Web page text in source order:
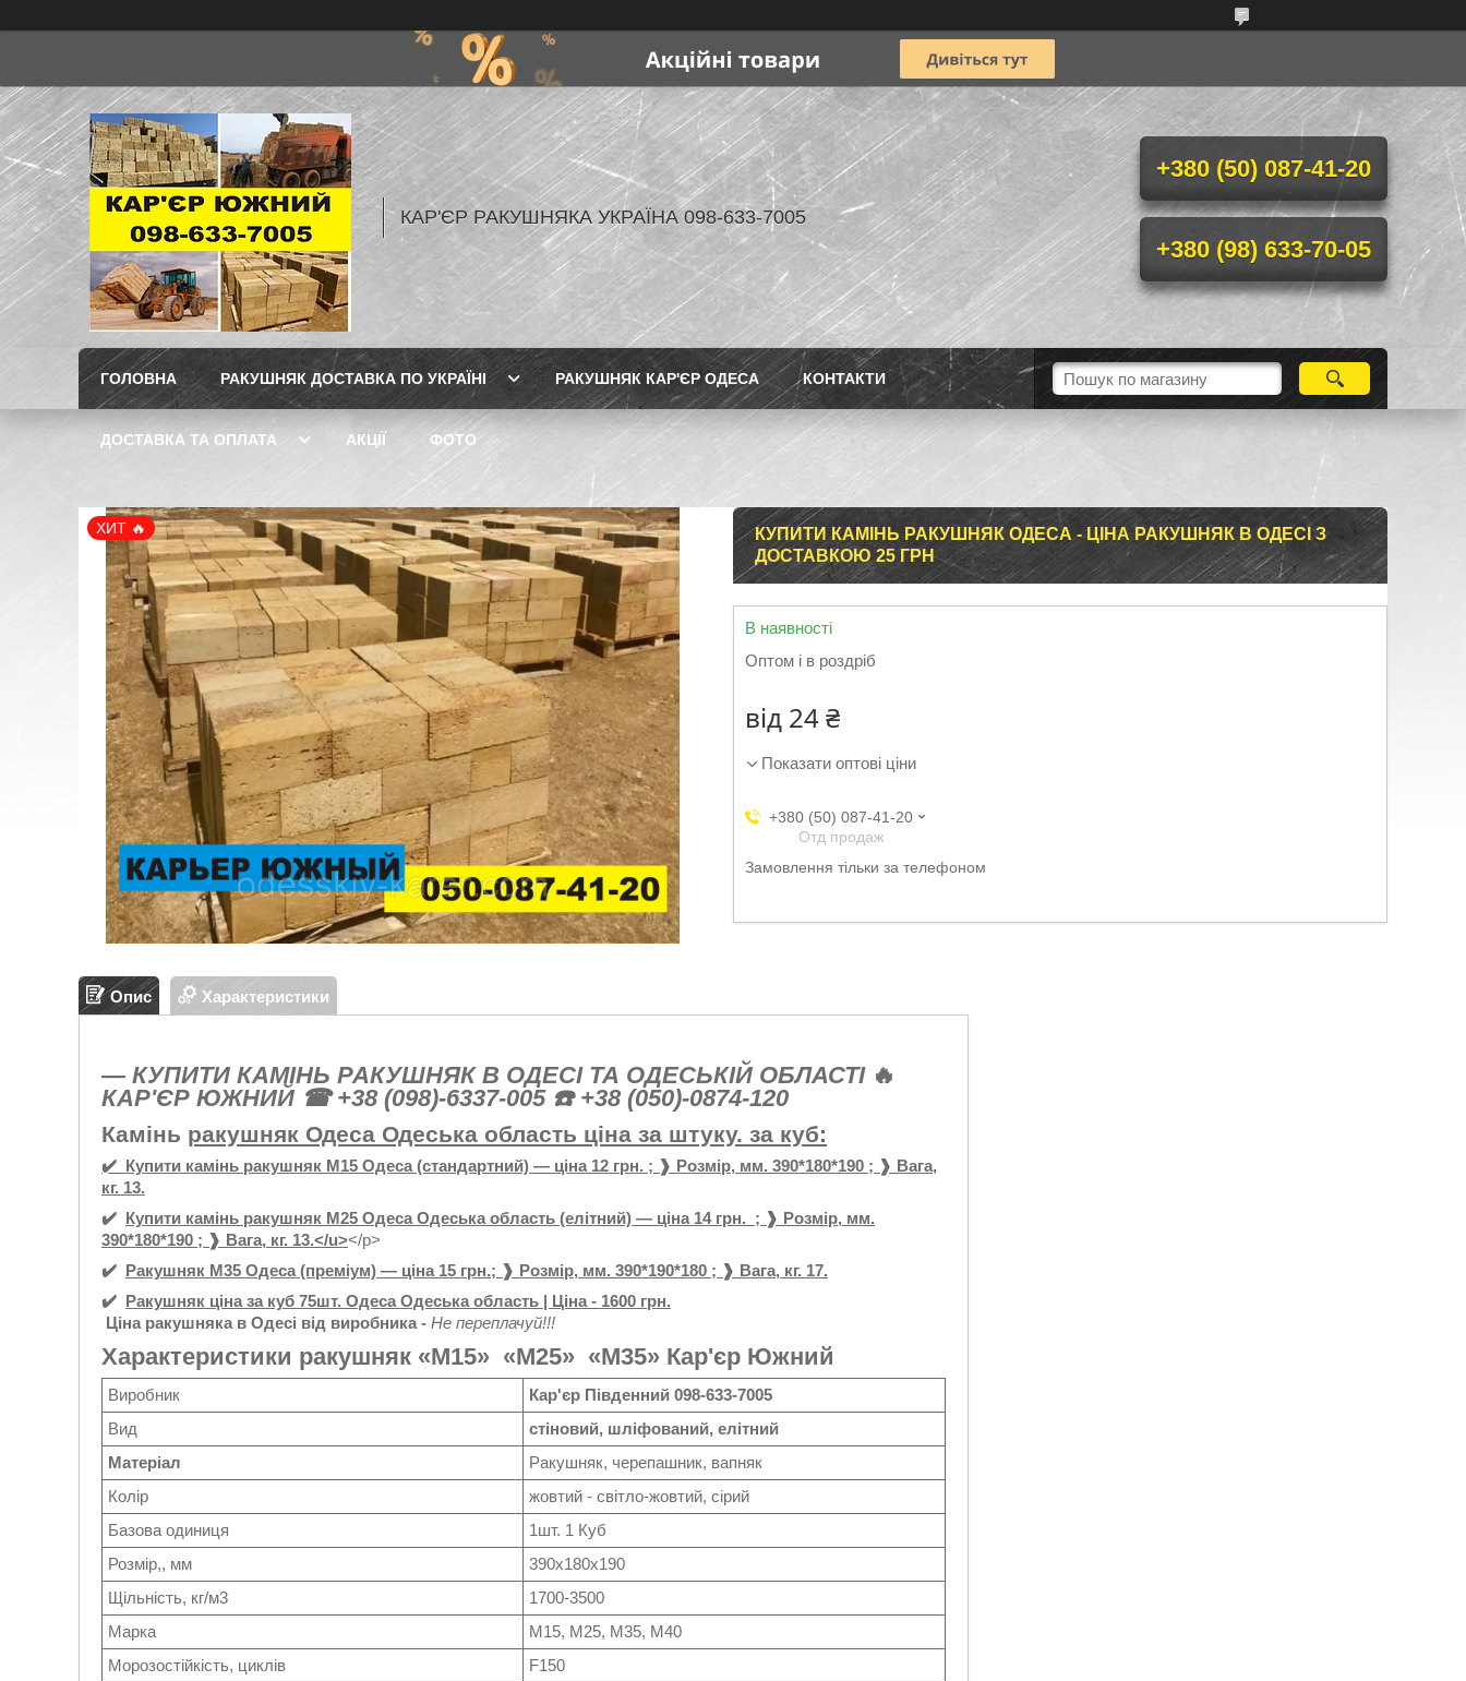
КАР'ЄР РАКУШНЯКА УКРАЇНА 098-633-7005
+380 (50) 087-41-20
+380 (98) 633-70-05
ГОЛОВНА РАКУШНЯК ДОСТАВКА ПО УКРАЇНІ РАКУШНЯК КАР'ЄР ОДЕСА КОНТАКТИ
ДОСТАВКА ТА ОПЛАТА АКЦІЇ ФОТО
ХИТ 🔥
КУПИТИ КАМІНЬ РАКУШНЯК ОДЕСА - ЦІНА РАКУШНЯК В ОДЕСІ З
ДОСТАВКОЮ 25 ГРН
В наявності
Оптом і в роздріб
від 24 ₴
Показати оптові ціни
+380 (50) 087-41-20
Отд продаж
Замовлення тільки за телефоном
Опис Характеристики
— КУПИТИ КАМІНЬ РАКУШНЯК В ОДЕСІ ТА ОДЕСЬКІЙ ОБЛАСТІ 🔥
КАР'ЄР ЮЖНИЙ ☎ +38 (098)-6337-005 ☎️ +38 (050)-0874-120
Камінь ракушняк Одеса Одеська область ціна за штуку. за куб:
✔️ Купити камінь ракушняк М15 Одеса (стандартний) — ціна 12 грн. ; ❱ Розмір, мм. 390*180*190 ; ❱ Вага,
кг. 13.
✔️ Купити камінь ракушняк М25 Одеса Одеська область (елітний) — ціна 14 грн. ; ❱ Розмір, мм.
390*180*190 ; ❱ Вага, кг. 13.</u></p>
✔️ Ракушняк М35 Одеса (преміум) — ціна 15 грн.; ❱ Розмір, мм. 390*190*180 ; ❱ Вага, кг. 17.
✔️ Ракушняк ціна за куб 75шт. Одеса Одеська область | Ціна - 1600 грн.
Ціна ракушняка в Одесі від виробника - Не переплачуй!!!
Характеристики ракушняк «М15» «М25» «М35» Кар'єр Южний
Виробник Кар'єр Південний 098-633-7005
Вид
стіновий, шліфований, елітний
Матеріал
Ракушняк, черепашник, вапняк
Колір
жовтий - світло-жовтий, сірий
Базова одиниця
1шт. 1 Куб
Розмір,, мм
390х180х190
Щільність, кг/м3
1700-3500
Марка
М15, М25, М35, М40
Морозостійкість, циклів
F150